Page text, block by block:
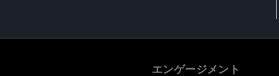
エンゲージメント